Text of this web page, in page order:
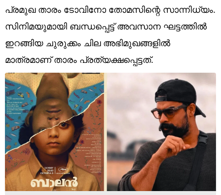
Photo
Short Videos
പ്രമുഖ താരം ടോവിനോ തോമസിന്റെ സാന്നിധ്യം.
സിനിമയുമായി ബന്ധപ്പെട്ട് അവസാന ഘട്ടത്തില്‍
ഇറങ്ങിയ ചുരുക്കം ചില അഭിമുഖങ്ങളില്‍
മാത്രമാണ് താരം പ്രത്യക്ഷപ്പെട്ടത്.